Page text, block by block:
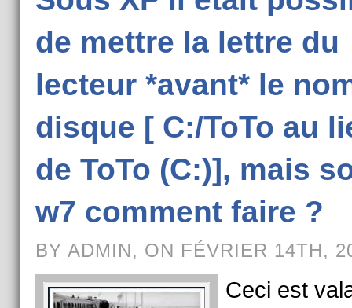
de mettre la lettre du
lecteur *avant* le
disque [ C:/ToTo au
de ToTo (C:)], mais
w7 comment faire ?
BY ADMIN, ON FÉVRIER 14TH,
Ceci est